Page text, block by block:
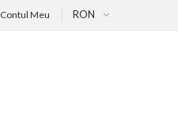
RON
Contul Meu